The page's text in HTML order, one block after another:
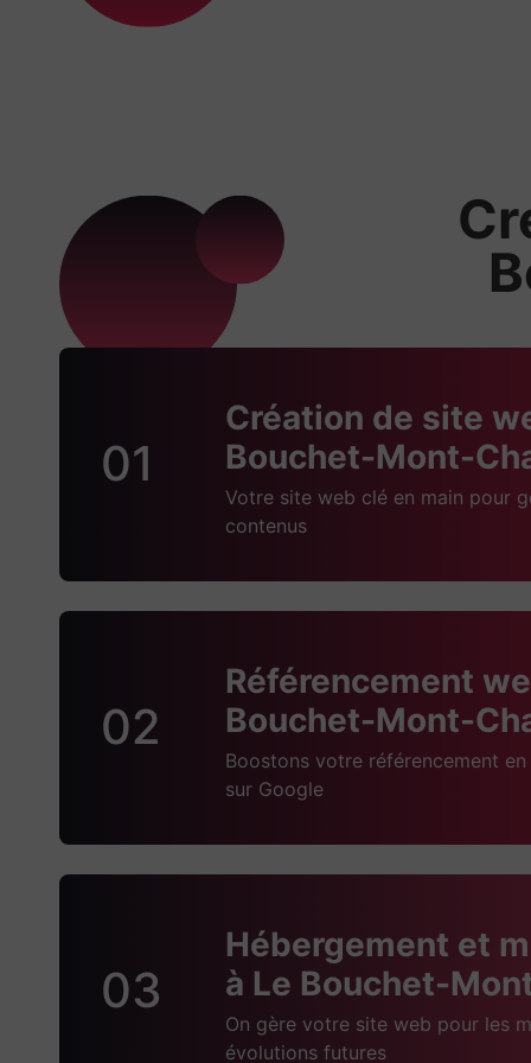
01
Création de site
Bouchet-Mont-
Votre site web clé en main pour
contenus
02
Référencement
Bouchet-Mont-
Boostons votre référencement
sur Google
03
Hébergement et
à Le Bouchet-
On gère votre site web pour les
évolutions futures